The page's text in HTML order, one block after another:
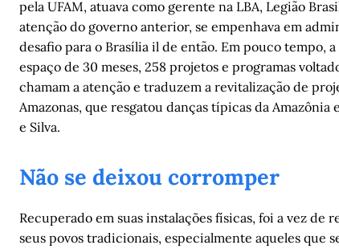
pela UFAM, atuava como gerente na LBA, Legião
atenção do governo anterior, se empenhava em
desafio para o Brasília il de então. Em pouco tempo,
espaço de 30 meses, 258 projetos e programas
chamam a atenção e traduzem a revitalização de
Amazonas, que resgatou danças típicas da
e Silva.
Não se deixou corromper
Recuperado em suas instalações físicas, foi a vez de
seus povos tradicionais, especialmente aqueles que